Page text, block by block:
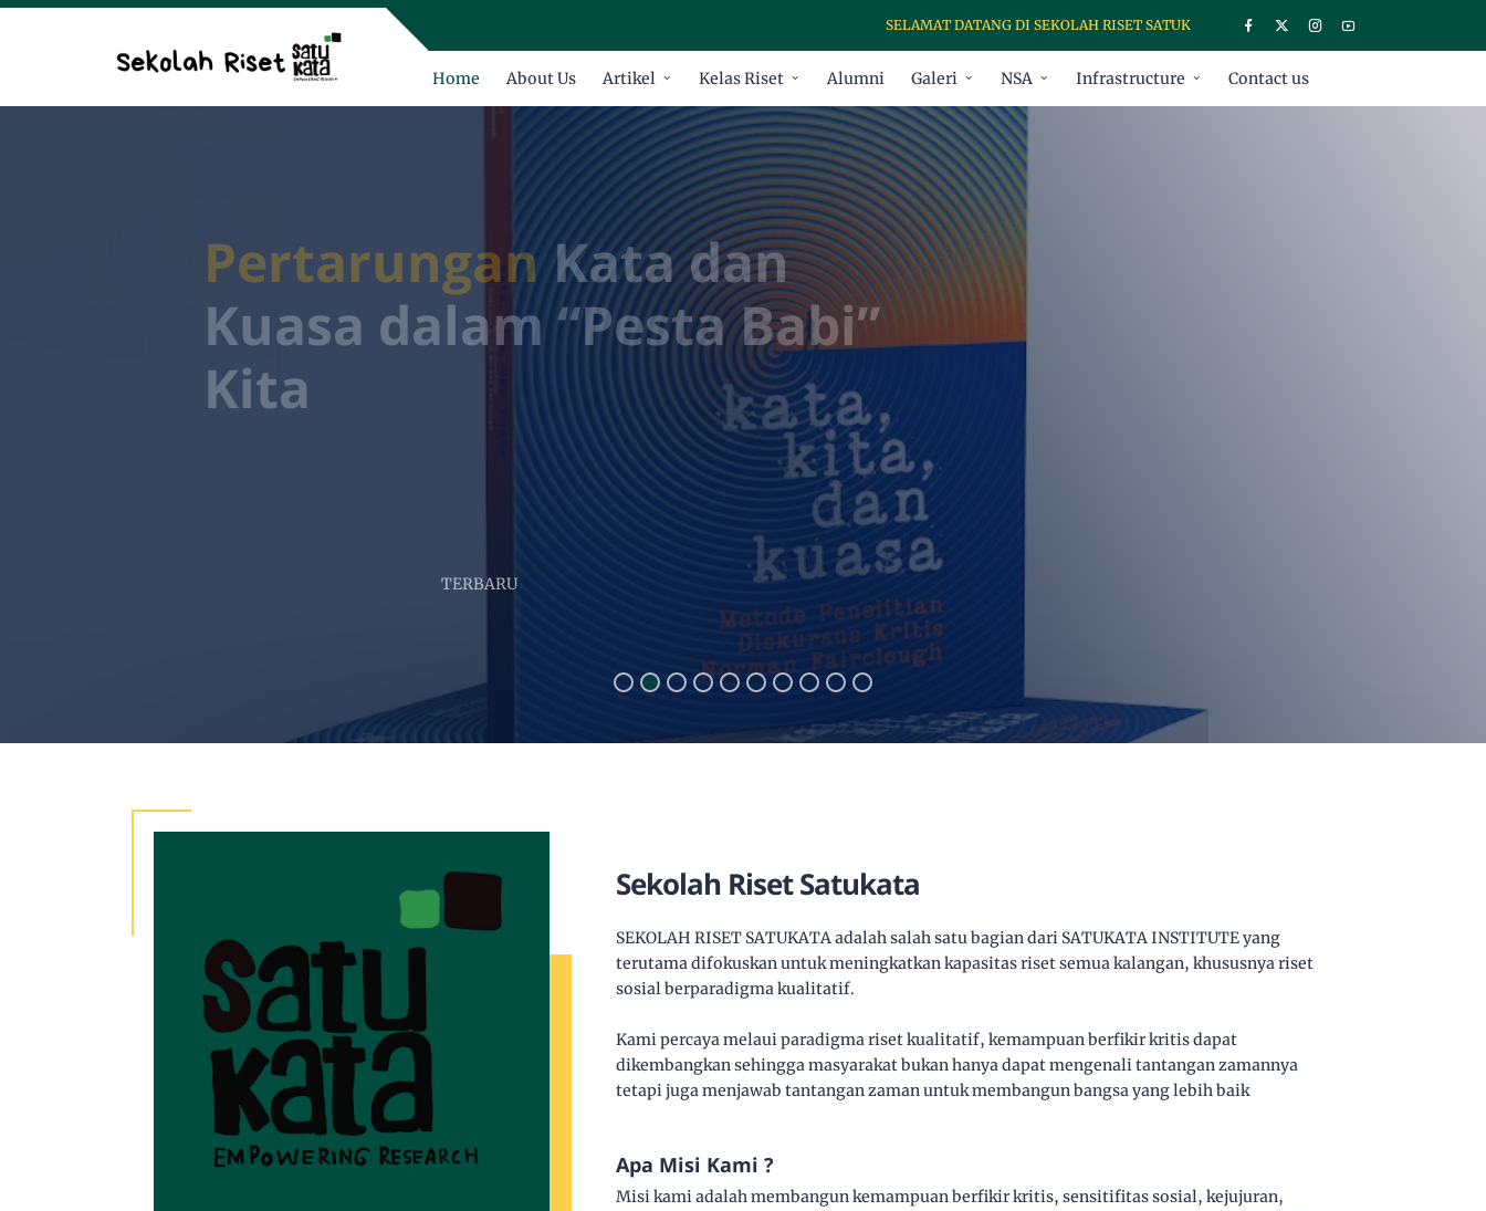
SELAMAT DATANG DI SEKOLAH RISET SATUKATA, UNTUK INFORMASI KELAS RISET DAPAT
Home About Us Artikel Kelas Riset Alumni Galeri NSA Infrastructure Contact us
Pertarungan
Kata dan
Kuasa dalam “Pesta Babi”
Sekolah Riset Satukata
SEKOLAH RISET SATUKATA adalah salah satu bagian dari SATUKATA INSTITUTE yang
terutama difokuskan untuk meningkatkan kapasitas riset semua kalangan, khususnya riset
sosial berparadigma kualitatif.
Kami percaya melaui paradigma riset kualitatif, kemampuan berfikir kritis dapat
dikembangkan sehingga masyarakat bukan hanya dapat mengenali tantangan zamannya
tetapi juga menjawab tantangan zaman untuk membangun bangsa yang lebih baik
Apa Misi Kami ?
Misi kami adalah membangun kemampuan berfikir kritis, sensitifitas sosial, kejujuran,